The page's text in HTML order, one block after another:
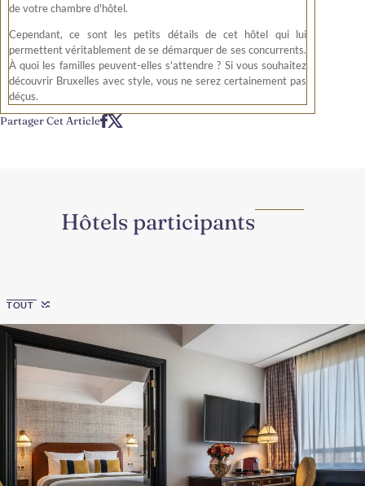
Partager Cet Article
de votre chambre d'hôtel.
Cependant, ce sont les petits détails de cet hôtel qui lui
permettent véritablement de se démarquer de ses concurrents.
À quoi les familles peuvent-elles s'attendre ? Si vous souhaitez
découvrir Bruxelles avec style, vous ne serez certainement pas
déçus.
Hôtels participants
TOUT